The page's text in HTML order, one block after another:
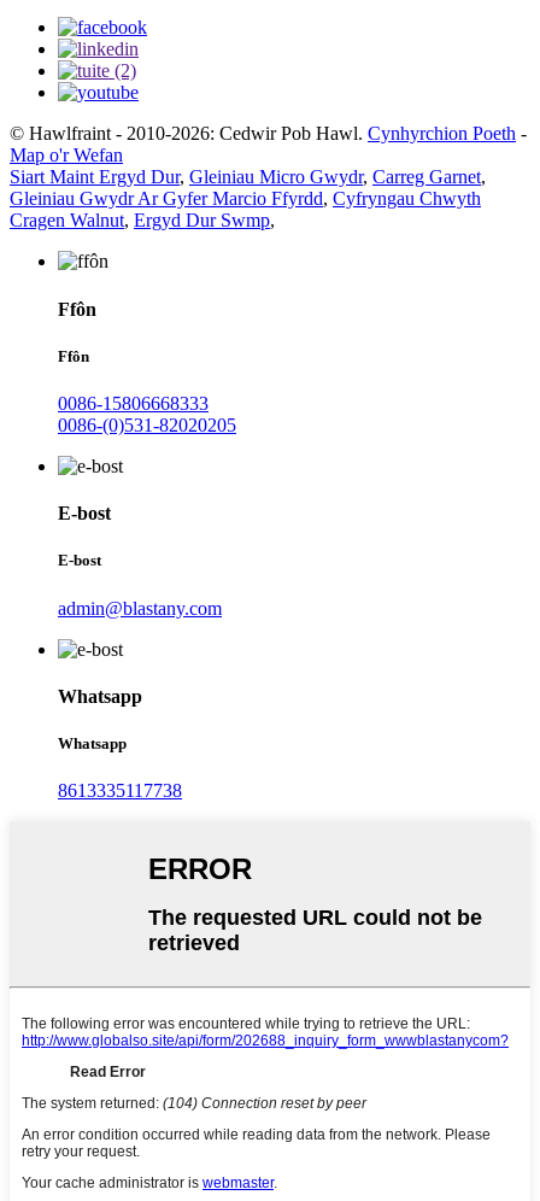
© Hawlfraint - 2010-2026: Cedwir Pob Hawl. Cynhyrchion Poeth -
Map o'r Wefan
Siart Maint Ergyd Dur, Gleiniau Micro Gwydr, Carreg Garnet,
Gleiniau Gwydr Ar Gyfer Marcio Ffyrdd, Cyfryngau Chwyth
Cragen Walnut, Ergyd Dur Swmp,
Ffôn
Ffôn
0086-15806668333
0086-(0)531-82020205
E-bost
E-bost
admin@blastany.com
Whatsapp
Whatsapp
8613335117738